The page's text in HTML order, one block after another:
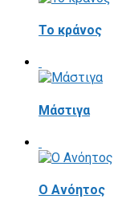
Το κράνος
Mάστιγα
Ο Ανόητος